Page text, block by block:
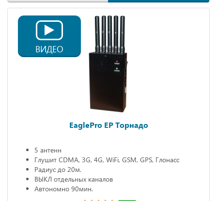
ВИДЕО
EaglePro EP Торнадо
5 антенн
Глушит CDMA, 3G, 4G, WiFi, GSM, GPS, Глонасс
Радиус до 20м.
ВЫКЛ отдельных каналов
Автономно 90мин.